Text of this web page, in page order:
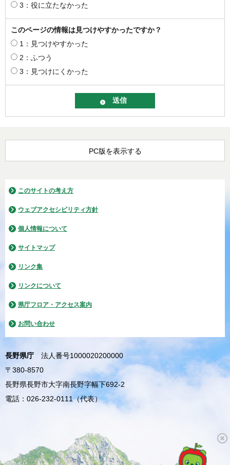
3：役に立たなかった
このページの情報は見つけやすかったですか？
1：見つけやすかった
2：ふつう
3：見つけにくかった
PC版を表示する
このサイトの考え方
ウェブアクセシビリティ方針
個人情報について
サイトマップ
リンク集
リンクについて
県庁フロア・アクセス案内
お問い合わせ
長野県庁
法人番号1000020200000
〒380-8570
長野県長野市大字南長野字幅下692-2
電話：026-232-0111（代表）